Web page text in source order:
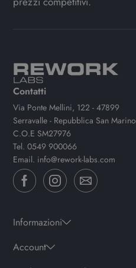
Contatti
Via Ponte Mellini, 122 - 47899
Serravalle - Repubblica San Marino
C.O.E SM27976
Tel.0549 900066
Email. info@rework-labs.com
Informazioni
Account